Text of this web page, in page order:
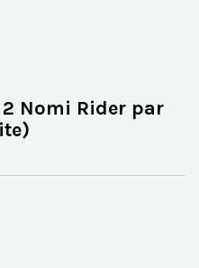
2 Nomi Rider par